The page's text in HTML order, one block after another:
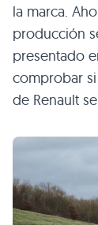
la marca.
producción
presentado
comprobar
de Renault